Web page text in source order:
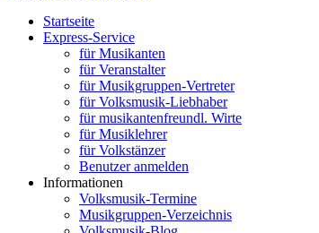
Startseite
Express-Service
für Musikanten
für Veranstalter
für Musikgruppen-Vertreter
für Volksmusik-Liebhaber
für musikantenfreundl. Wirte
für Musiklehrer
für Volkstänzer
Benutzer anmelden
Informationen
Volksmusik-Termine
Musikgruppen-Verzeichnis